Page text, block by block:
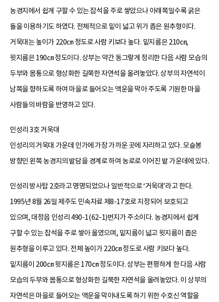
농경지에서 쉽게 구할 수 있는 잡석을 주로 쌓았으나 아래쪽일수록 굵은
돌을 이용하기도 하였다. 전체적으로 밑이 넓고 위가 좁은 원추형이다.
거욱대는 높이가 220㎝ 정도로 사람 키보다 높다. 밑지름은 210㎝,
윗지름은 190㎝ 정도이다. 상부는 약간 동그랗게 정리한 다음 사람 모습의
두부와 몸통으로 형상화한 길쭉한 자연석을 올려놓았다. 상부의 자연석이
남쪽을 향하도록 하여 마을로 들어오는 액운을 막아 주도록 기원한 마을
사람들의 바람을 반영하고 있다.
인성리 3호 거욱대
인성리의 거욱대 가운데 인가에 가장 가까운 곳에 자리하고 있다. 모슬봉
방향인 왼쪽 농경지의 밭담을 경계로 하여 농로로 이어진 밭 가운데에 있다.
인성리 방사탑 2호라고 명명되었으나 일반적으로 ‘거욱대’라고 한다.
1995년 8월 26일 제주도 민속자료 제8-17호로 지정되어 보호되고
있으며, 대정읍 인성리 490-1(62-1)번지가 주소이다. 농경지에서 쉽게
구할 수 있는 잡석을 주로 쌓아 올였으며, 밑지름이 넓고 윗지름이 좁은
원추형을 이루고 있다. 전체 높이가 220㎝ 정도로 사람 키보다 높다.
밑지름이 200㎝ 윗지름은 170㎝ 정도이다. 상부는 편평하게 한 다음 사람
모습의 두부와 몸통으로 형상화한 길쭉한 자연석을 올려놓았다. 이 상부의
자연석은 마을로 들어오는 액운을 막아내도록 하기 위한 수호신 역할을